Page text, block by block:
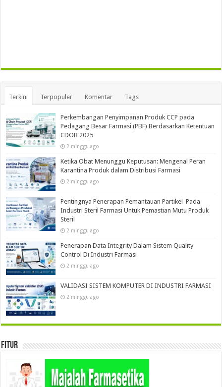
Terkini Terpopuler Komentar Tags
Perkembangan Penyimpanan Produk CCP pada
Pedagang Besar Farmasi (PBF) Berdasarkan Ketentuan
CDOB 2025
2 minggu ago
Ketika Obat Menunggu Keputusan: Mengenal Peran
Karantina Produk dalam Distribusi Farmasi
2 minggu ago
Pentingnya Penerapan Pemantauan Partikel Pada
Industri Steril Farmasi Untuk Pemastian Mutu Produk
Steril
2 minggu ago
Penerapan Data Integrity Dalam Sistem Quality
Control Di Industri Farmasi
2 minggu ago
VALIDASI SISTEM KOMPUTER DI INDUSTRI FARMASI
2 minggu ago
Fitur